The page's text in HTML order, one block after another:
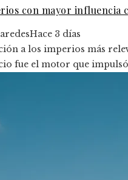
con mayor influencia
Hace 3 días
a los imperios más
fue el motor que